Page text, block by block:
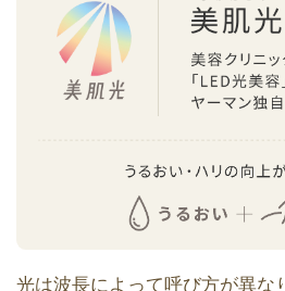
光は波長によって呼び方が異な